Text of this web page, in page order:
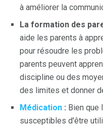
à améliorer la
La formation des
aide les parents à
pour résoudre les
parents peuvent
discipline ou des
des limites et donner
Médication : Bien que
susceptibles d'être